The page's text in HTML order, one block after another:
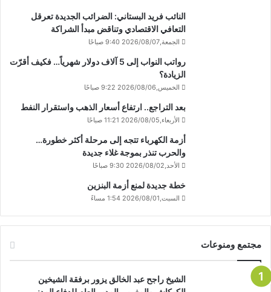
النائب فريد البستاني: الضرائب الجديدة تعرقل
التعافي الاقتصادي وتناقض مبدأ الشراكة
الجمعة,2026/08/07 9:40 صباحًا
رواتب النواب إلى 5 آلاف دولار شهرياً… فكيف أقرّت
الزيادة؟
الخميس,2026/08/06 9:22 صباحًا
بعد التراجع.. ارتفاع أسعار الذهب واستقرار النفط
الأربعاء,2026/08/05 11:21 صباحًا
أزمة الكهرباء تتجه إلى مرحلة أكثر خطورة…
والحرب تنذر بموجة غلاء جديدة
الأحد,2026/08/02 9:30 صباحًا
خطة جديدة لمنع أزمة البنزين
السبت,2026/08/01 1:54 مساءً
مجتمع ومنوعات
الشيخ راجح عبد الخالق يزور برفقة الشيخين